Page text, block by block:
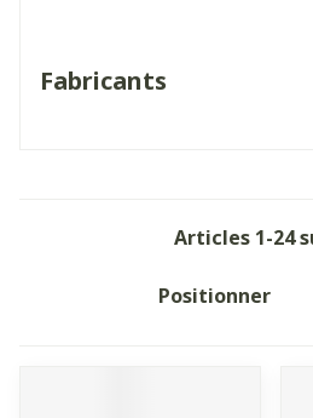
Fabricants
Articles 1-24
Trier par: